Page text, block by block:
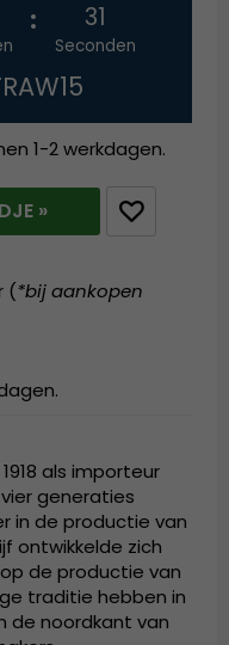
30
Seconden
1-2 werkdagen.
»
(*bij aankopen
als importeur
generaties
in de productie van
ontwikkelde zich
de productie van
traditie hebben in
de noordkant van